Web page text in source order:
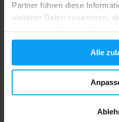
Partner führen diese
weiteren Daten zusammen,
haben oder die sie im
gesammelt haben.
Alle
Bestellungen von 4 bis 5
Nachnahme
0 € und mehr -